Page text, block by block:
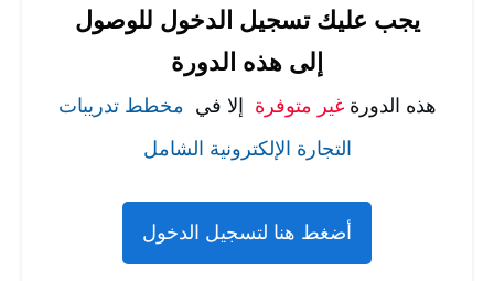
يجب عليك تسجيل الدخول للوصول
إلى هذه الدورة
هذه الدورةغير متوفرة إلا في مخطط تدريبات
التجارة الإلكترونية الشامل
أضغط هنا لتسجيل الدخول